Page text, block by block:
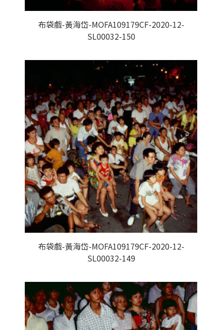
布袋戲-黃海岱-MOFA109179CF-2020-12-
SL00032-150
布袋戲-黃海岱-MOFA109179CF-2020-12-
SL00032-149